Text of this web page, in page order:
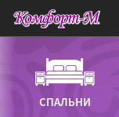
СПАЛЬНИ